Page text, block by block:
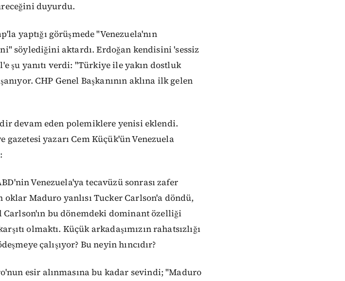
duyurdu.
yaptığı görüşmede "Venezuela'nın
söylediğini aktardı. Erdoğan kendisini 'sessiz
şu yanıtı verdi: "Türkiye ile yakın dostluk
CHP Genel Başkanının aklına ilk gelen
devam eden polemiklere yenisi eklendi.
gazetesi yazarı Cem Küçük'ün Venezuela
:
Venezuela'ya tecavüzü sonrası zafer
Maduro yanlısı Tucker Carlson'a döndü,
Carlson'ın bu dönemdeki dominant özelliği
olmaktı. Küçük arkadaşımızın rahatsızlığı
çalışıyor? Bu neyin hıncıdır?
esir alınmasına bu kadar sevindi; "Maduro